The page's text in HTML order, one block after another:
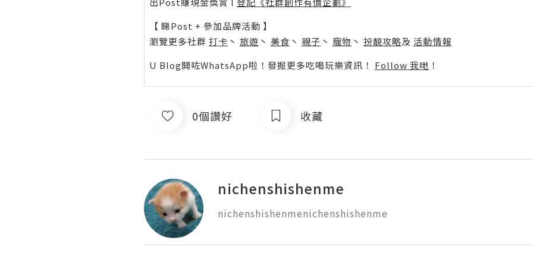
【 睇Post + 參加品牌活動 】
瀏覽更多社群 打卡 丶 旅遊 丶 美食 丶 親子 丶 寵物 丶 扮靚攻略及 活動情報
U Blog開咗WhatsApp啦！發掘更多吃喝玩樂資訊！ Follow 我哋 ！
0個讚好 收藏
nichenshishenme
nichenshishenmenichenshishenme